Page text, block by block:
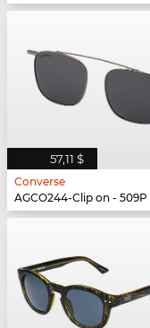
57,11 $
Converse
AGCO244-Clip on - 509P